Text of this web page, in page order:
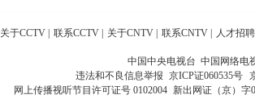
关于CCTV 联系CCTV 关于CNTV 联系CNTV 人才招聘
中国中央电视台 中国网络电
违法和不良信息举报 京ICP证060535号
网上传播视听节目许可证号 0102004 新出网证（京）